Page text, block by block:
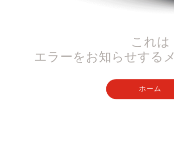
これは
エラーをお知らせする
ホーム